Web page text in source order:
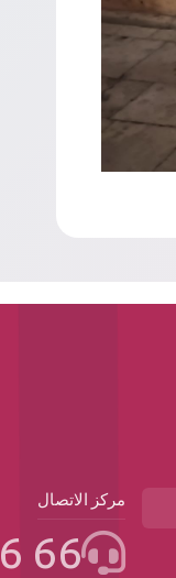
مركز الاتصال
66